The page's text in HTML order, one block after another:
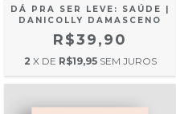
DÁ PRA SER LEVE: SAÚDE |
DANICOLLY DAMASCENO
R$39,90
2 X DE R$19,95 SEM JUROS